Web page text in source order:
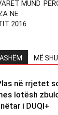
MUND
NE
2016
MË
në rrjetet
lotësh
i DUQI+